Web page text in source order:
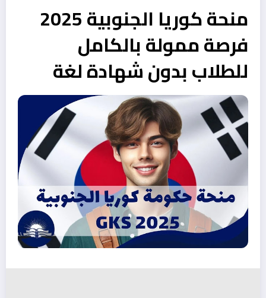
منحة كوريا الجنوبية 2025
فرصة ممولة بالكامل
للطلاب بدون شهادة لغة